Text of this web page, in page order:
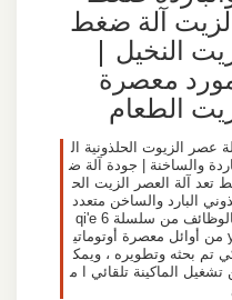
آلة ضغط
النخيل |
معصرة
الطعام
آلة عصر الزيوت الحلذونية ال
والساخنة | جودة آلة ض
تعد آلة العصر الزيت الح
البارد والساخن متعدد
بالوظائف من سلسلة qi'e 6
yl من أوائل معصرة أوتوماتي
تم بحثه وتطويره ، ويمك
تشغيل الماكينة تلقائي ا م